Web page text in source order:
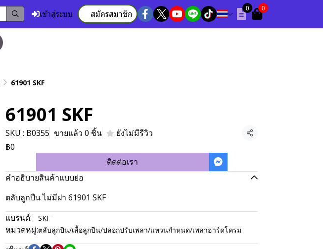
เข้าสู่ระบบ สมัครสมาชิก
0 0
61901 SKF
61901 SKF
SKU : B0355 ขายแล้ว 0 ชิ้น ยังไม่มีรีวิว
แชร์
฿0
ติดต่อเรา
คำอธิบายสินค้าแบบย่อ
ตลับลูกปืน ไม่มีฝา 61901 SKF
แบรนด์:
SKF
หมวดหมู่:ตลับลูกปืน/เสื้อลูกปืน/ปลอกปรับเพลา/แหวนกำหนด/เพลาฮาร์ดโครม